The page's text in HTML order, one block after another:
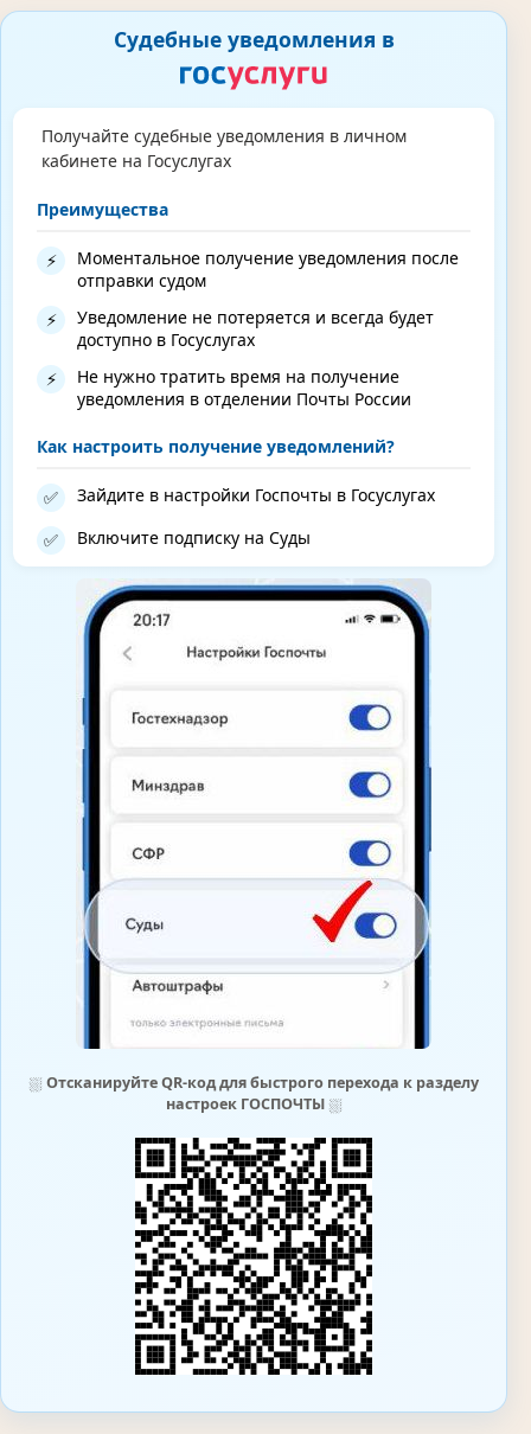
Судебные уведомления в
Получайте судебные уведомления в личном
кабинете на Госуслугах
Преимущества
⚡
Моментальное получение уведомления после
отправки судом
⚡
Уведомление не потеряется и всегда будет
доступно в Госуслугах
⚡
Не нужно тратить время на получение
уведомления в отделении Почты России
Как настроить получение уведомлений?
✅ Зайдите в настройки Госпочты в Госуслугах
✅ Включите подписку на Суды
⛆ Отсканируйте QR-код для быстрого перехода к разделу
настроек ГОСПОЧТЫ⛆